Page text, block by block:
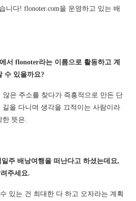
니다! flonoter.com을 운영하고 있는 배
서 flonoter라는 이름으로 활동하고 계
수 있을까요?
않은 주소를 찾다가 즉흥적으로 만든 단
을 다니며 생각을 끄적이는 사람이라
뜻은.
주 배낭여행을 떠난다고 하셨는데요,
주세요.
있는 건 최대한 다 하고 오자라는 계획